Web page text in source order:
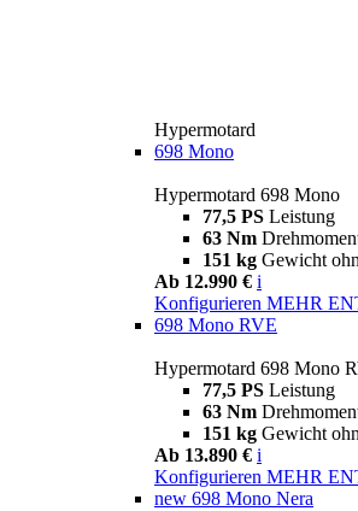
Hypermotard
698 Mono
Hypermotard 698 Mono
77,5 PS Leistung
63 Nm
151 kg Gewicht
Ab 12.990 € i
Konfigurieren MEHR
698 Mono RVE
Hypermotard 698 Mono
77,5 PS Leistung
63 Nm
151 kg Gewicht
Ab 13.890 € i
Konfigurieren MEHR
new 698 Mono Nera